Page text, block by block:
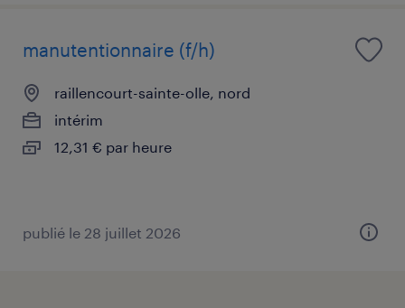
manutentionnaire (f/h)
raillencourt-sainte-olle, nord
intérim
12,31 € par heure
publié le 28 juillet 2026